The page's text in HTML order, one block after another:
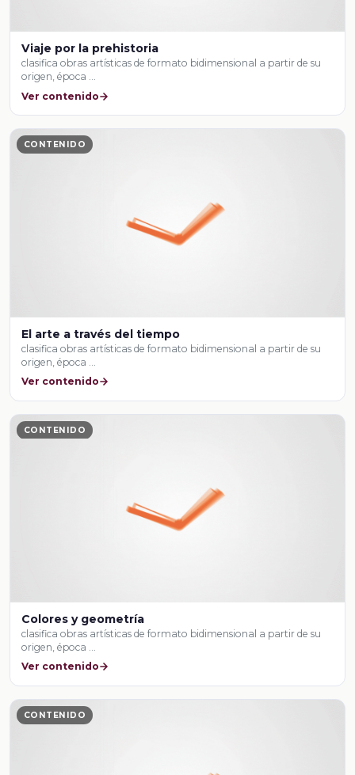
Viaje por la prehistoria
clasifica obras artísticas de formato bidimensional a partir de su
origen, época …
Ver contenido
CONTENIDO
El arte a través del tiempo
clasifica obras artísticas de formato bidimensional a partir de su
origen, época …
Ver contenido
CONTENIDO
Colores y geometría
clasifica obras artísticas de formato bidimensional a partir de su
origen, época …
Ver contenido
CONTENIDO